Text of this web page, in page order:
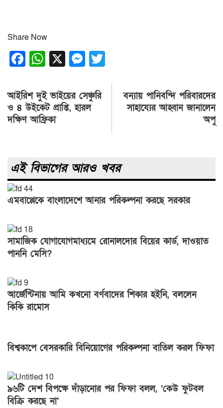
Share Now
Facebook
WhatsApp
X Messenger
Post
navigation
আইরিশ দুই ভাইয়ের সেঞ্চুরি
ও ৪ উইকেট প্রাপ্তি, হারল
দক্ষিণ আফ্রিকা
বন্যায় পানিবন্দি পরিবারদের
সাহায্যের আহ্বান জানালেন
অপু
এই বিভাগের আরও খবর
এমবাপ্পেকে বাংলাদেশে আনার পরিকল্পনা করছে সরকার
সামাজিক যোগাযোগমাধ্যমে রোনালদোর বিয়ের কার্ড, দাওয়াত
পাননি মেসি?
আর্জেন্টিনায় আমি কখনো বর্ণবাদের শিকার হইনি, বললেন
কিকি রামোস
বিশ্বকাপে বেসরকারি বিনিয়োগের পরিকল্পনা বাতিল করল ফিফা
৯৬টি দেশ বিপক্ষে দাঁড়ানোর পর ফিফা বলল, ‘কেউ ফুটবল
বিক্রি করছে না’